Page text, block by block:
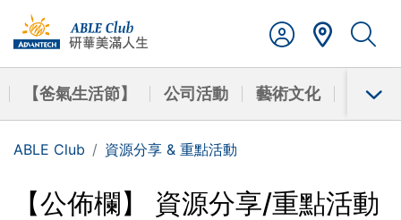
【爸氣生活節】 公司活動 藝術文化 學習
ABLE Club 資源分享 & 重點活動
【公佈欄】 資源分享/重點活動